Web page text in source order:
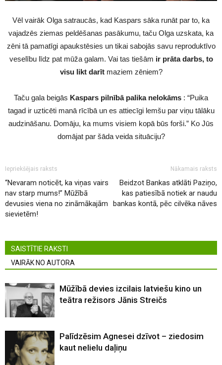
Vēl vairāk Olga satraucās, kad Kaspars sāka runāt par to, ka
vajadzēs ziemas peldēšanas pasākumu, taču Olga uzskata, ka
zēni tā pamatīgi apaukstēsies un tikai sabojās savu reproduktīvo
veselību līdz pat mūža galam. Vai tas tiešām ir prāta darbs, to
visu likt darītmaziem zēniem?
Taču gala beigās Kaspars pilnībā palika nelokāms : “Puika
tagad ir uzticēti manā rīcībā un es attiecīgi lemšu par viņu tālāku
audzināšanu. Domāju, ka mums visiem kopā būs forši.” Ko Jūs
domājat par šāda veida situāciju?
Iepriekšējais raksts
“Nevaram noticēt, ka viņas vairs
nav starp mums!” Mūžībā
devusies viena no zināmākajām
sievietēm!
Nākamais raksts
Beidzot Bankas atklāti Paziņo,
kas patiesībā notiek ar naudu
bankas kontā, pēc cilvēka nāves
SAISTĪTIE RAKSTI
VAIRĀK NO AUTORA
Mūžībā devies izcilais latviešu kino un
teātra režisors Jānis Streičs
Palīdzēsim Agnesei dzīvot – ziedosim
kaut nelielu daļiņu